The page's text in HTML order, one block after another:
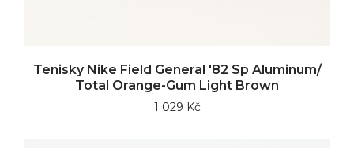
Tenisky Nike Field General '82 Sp Aluminum/
Total Orange-Gum Light Brown
1 029 Kč